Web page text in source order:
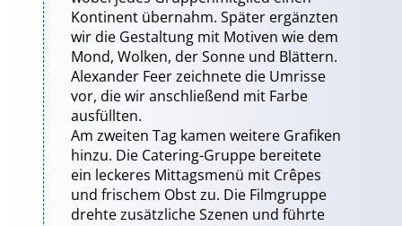
Kontinent übernahm. Später ergänzten
wir die Gestaltung mit Motiven wie dem
Mond, Wolken, der Sonne und Blättern.
Alexander Feer zeichnete die Umrisse
vor, die wir anschließend mit Farbe
ausfüllten.
Am zweiten Tag kamen weitere Grafiken
hinzu. Die Catering-Gruppe bereitete
ein leckeres Mittagsmenü mit Crêpes
und frischem Obst zu. Die Filmgruppe
drehte zusätzliche Szenen und führte